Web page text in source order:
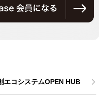
エコシステムOPEN HUB